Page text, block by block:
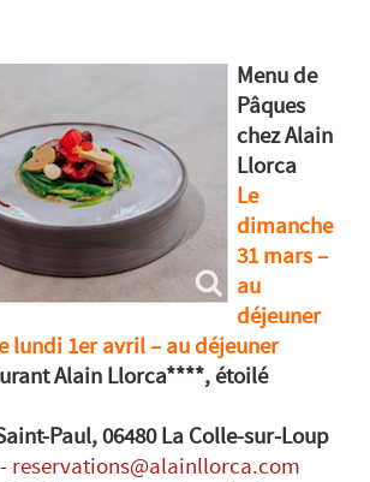
Menu de
Pâques
chez Alain
Llorca
Le
dimanche
31 mars –
au
déjeuner
lundi 1er avril – au déjeuner
Alain Llorca****, étoilé
Paul, 06480 La Colle-sur-Loup
reservations@alainllorca.com